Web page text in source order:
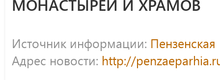
МОНАСТЫРЕЙ И ХРАМОВ
Источник информации:
Адрес новости: http://